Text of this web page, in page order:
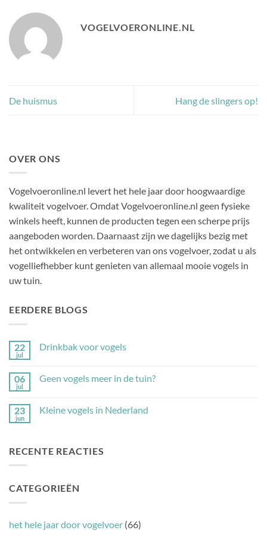
VOGELVOERONLINE.NL
De huismus Hang de slingers op!
OVER ONS
Vogelvoeronline.nl levert het hele jaar door hoogwaardige
kwaliteit vogelvoer. Omdat Vogelvoeronline.nl geen fysieke
winkels heeft, kunnen de producten tegen een scherpe prijs
aangeboden worden. Daarnaast zijn we dagelijks bezig met
het ontwikkelen en verbeteren van ons vogelvoer, zodat u als
vogelliefhebber kunt genieten van allemaal mooie vogels in
uw tuin.
EERDERE BLOGS
22
jul
Drinkbak voor vogels
op
Drinkbak
06
jul
Geen vogels meer in de tuin?
op
Geen
tuin?
23
jun
Kleine vogels in Nederland
vogels
RECENTE REACTIES
CATEGORIEËN
het hele jaar door vogelvoer (66)